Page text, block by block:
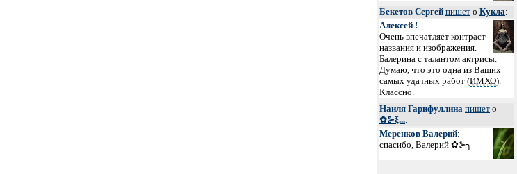
Бекетов Сергей пишет о Кукла:
Алексей !
Очень впечатляет контраст
названия и изображения.
Балерина с талантом актрисы.
Думаю, что это одна из Ваших
самых удачных работ (ИМХО).
Классно.
Наиля Гарифуллина пишет о
✿⊱ξ...:
Меренков Валерий:
спасибо, Валерий ✿⊱╮